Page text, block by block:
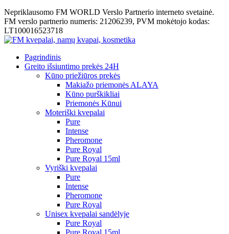
Nepriklausomo FM WORLD Verslo Partnerio interneto svetainė.
FM verslo partnerio numeris: 21206239, PVM mokėtojo kodas:
LT100016523718
Pagrindinis
Greito išsiuntimo prekės 24H
Kūno priežiūros prekės
Makiažo priemonės ALAYA
Kūno purškikliai
Priemonės Kūnui
Moteriški kvepalai
Pure
Intense
Pheromone
Pure Royal
Pure Royal 15ml
Vyriški kvepalai
Pure
Intense
Pheromone
Pure Royal
Unisex kvepalai sandėlyje
Pure Royal